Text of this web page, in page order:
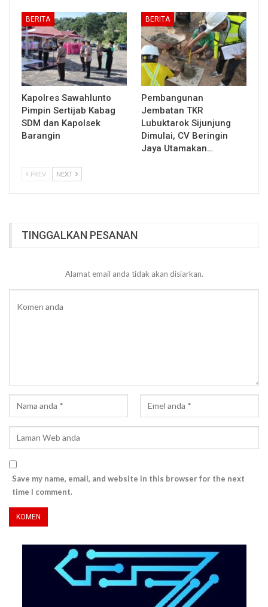
BERITA
Kapolres Sawahlunto
Pimpin Sertijab Kabag
SDM dan Kapolsek
Barangin
BERITA
Pembangunan
Jembatan TKR
Lubuktarok Sijunjung
Dimulai, CV Beringin
Jaya Utamakan…
PREV NEXT
TINGGALKAN PESANAN
Alamat email anda tidak akan disiarkan.
Save my name, email, and website in this browser for the next
time I comment.